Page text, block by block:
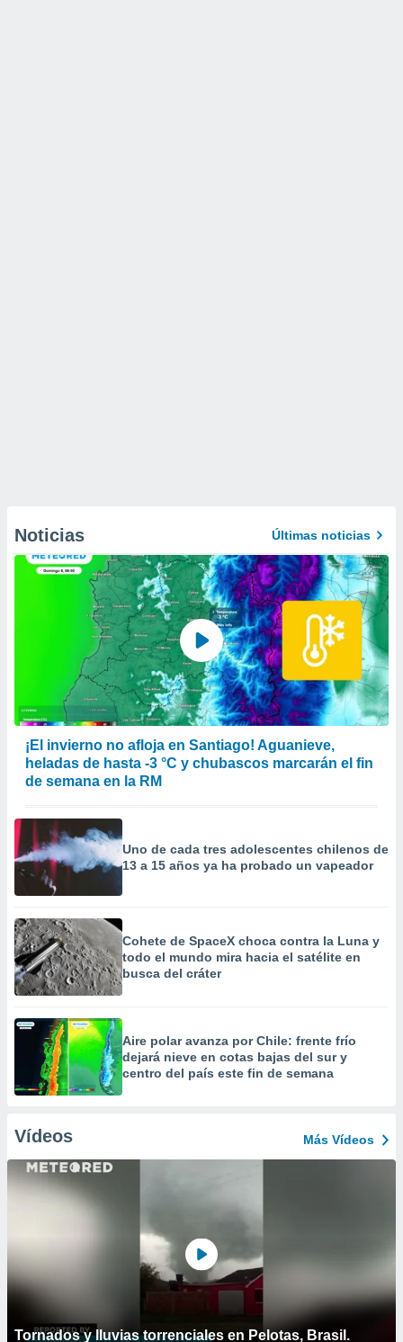
Noticias Últimas noticias
¡El invierno no afloja en Santiago! Aguanieve,
heladas de hasta -3 °C y chubascos marcarán el fin
de semana en la RM
Uno de cada tres adolescentes chilenos de
13 a 15 años ya ha probado un vapeador
Cohete de SpaceX choca contra la Luna y
todo el mundo mira hacia el satélite en
busca del cráter
Aire polar avanza por Chile: frente frío
dejará nieve en cotas bajas del sur y
centro del país este fin de semana
Vídeos Más Vídeos
Tornados y lluvias torrenciales en Pelotas, Brasil.